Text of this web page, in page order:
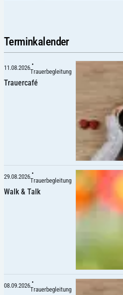
Terminkalender
11.08.2026 •
Trauerbegleitung
Trauercafé
29.08.2026 •
Trauerbegleitung
Walk & Talk
08.09.2026 •
Trauerbegleitung